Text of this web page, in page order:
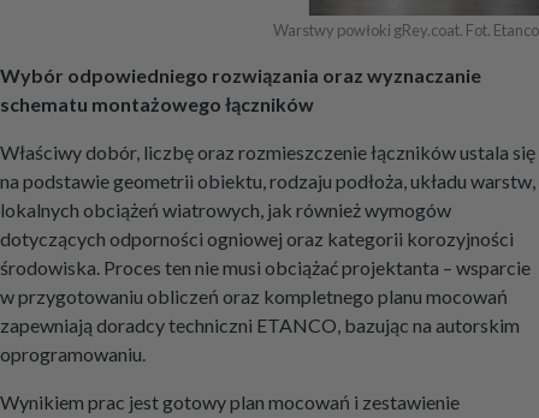
Warstwy powłoki gRey.coat. Fot. Etanco
Wybór odpowiedniego rozwiązania oraz wyznaczanie
schematu montażowego łączników
Właściwy dobór, liczbę oraz rozmieszczenie łączników ustala się
na podstawie geometrii obiektu, rodzaju podłoża, układu warstw,
lokalnych obciążeń wiatrowych, jak również wymogów
dotyczących odporności ogniowej oraz kategorii korozyjności
środowiska. Proces ten nie musi obciążać projektanta – wsparcie
w przygotowaniu obliczeń oraz kompletnego planu mocowań
zapewniają doradcy techniczni ETANCO, bazując na autorskim
oprogramowaniu.
Wynikiem prac jest gotowy plan mocowań i zestawienie